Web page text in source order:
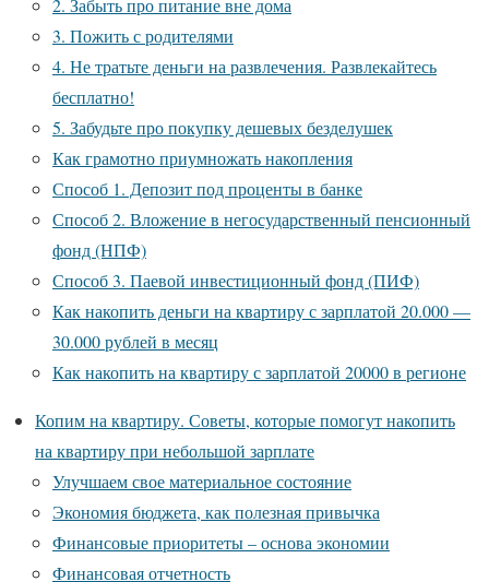
2. Забыть про питание вне дома
3. Пожить с родителями
4. Не тратьте деньги на развлечения. Развлекайтесь
бесплатно!
5. Забудьте про покупку дешевых безделушек
Как грамотно приумножать накопления
Способ 1. Депозит под проценты в банке
Способ 2. Вложение в негосударственный пенсионный
фонд (НПФ)
Способ 3. Паевой инвестиционный фонд (ПИФ)
Как накопить деньги на квартиру с зарплатой 20.000 —
30.000 рублей в месяц
Как накопить на квартиру с зарплатой 20000 в регионе
Копим на квартиру. Советы, которые помогут накопить
на квартиру при небольшой зарплате
Улучшаем свое материальное состояние
Экономия бюджета, как полезная привычка
Финансовые приоритеты – основа экономии
Финансовая отчетность